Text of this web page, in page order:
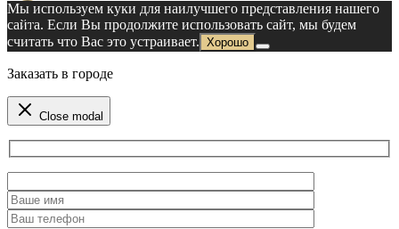
Мы используем куки для наилучшего представления нашего
сайта. Если Вы продолжите использовать сайт, мы будем
считать что Вас это устраивает. Хорошо
Заказать в городе
Close modal